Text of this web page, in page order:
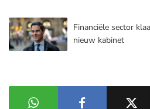
Financiële sector
nieuw kabinet